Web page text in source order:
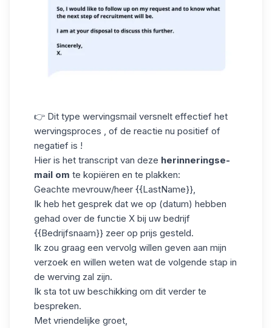
👉 Dit type wervingsmail versnelt effectief het
wervingsproces
, of de reactie nu positief of
negatief is !
Hier is het transcript van deze herinneringse-
mail om te kopiëren en te plakken:
Geachte mevrouw/heer {{LastName}},
Ik heb het gesprek dat we op (datum) hebben
gehad over de functie X bij uw bedrijf
{{Bedrijfsnaam}} zeer op prijs gesteld.
Ik zou graag een vervolg willen geven aan mijn
verzoek en willen weten wat de volgende stap in
de werving zal zijn.
Ik sta tot uw beschikking om dit verder te
bespreken.
Met vriendelijke groet,